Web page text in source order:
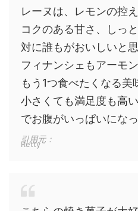
レーヌは、レモンの控
コクのある甘さ、しっ
対に誰もがおいしいと
フィナンシェもアーモ
もう1つ食べたくなる美
小さくても満足度も高
でお腹がいっぱいにな
引用元：
Retty